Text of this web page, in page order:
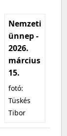
Nemzeti
ünnep -
2026.
március
15.
fotó:
Tüskés
Tibor